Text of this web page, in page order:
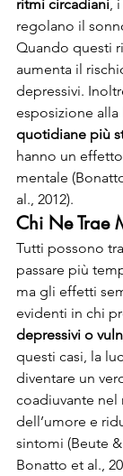
ritmi circadiani,
regolano il
Quando questi
aumenta il
depressivi.
esposizione alla
quotidiane più
hanno un
mentale
al., 2012).
Chi Ne Trae
Tutti possono
passare più
ma gli effetti
evidenti in chi
depressivi o
questi casi, la
diventare un
coadiuvante
dell’umore e
sintomi (Beute
Bonatto et al.,